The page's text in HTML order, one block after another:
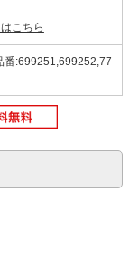
こちら
番:699251,699252,77